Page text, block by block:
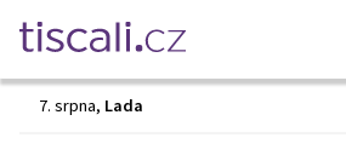
7. srpna, Lada